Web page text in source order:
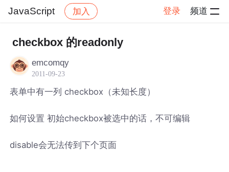
JavaScript 加入 登录 频道
社区 JavaScript 帖子详情
checkbox 的readonly
emcomqy
2011-09-23
表单中有一列 checkbox（未知长度）
如何设置 初始checkbox被选中的话，不可编辑
disable会无法传到下个页面